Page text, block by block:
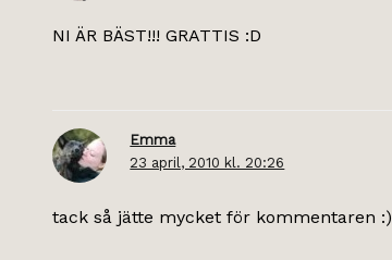
NI ÄR BÄST!!! GRATTIS :D
Emma
23 april, 2010 kl. 20:26
tack så jätte mycket för kommentaren